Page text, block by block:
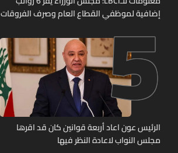
إضافية لموظفي القطاع العام وصرف الفروقات
5
الرئيس عون اعاد أربعة قوانين كان قد اقرها
مجلس النواب لاعادة النظر فيها